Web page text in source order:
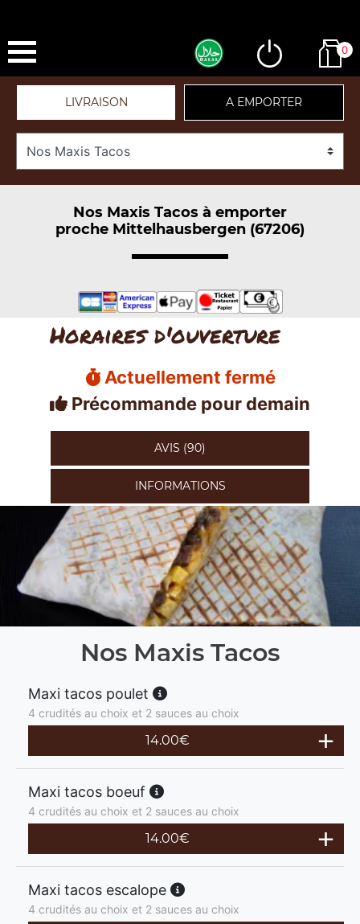
0
LIVRAISON A EMPORTER
Nos Maxis Tacos à emporter
proche Mittelhausbergen (67206)
Horaires d'ouverture
Actuellement fermé
Précommande pour demain
AVIS (90)
INFORMATIONS
Nos Maxis Tacos
Maxi tacos poulet
4 crudités au choix et 2 sauces au choix
14.00€
Maxi tacos boeuf
4 crudités au choix et 2 sauces au choix
14.00€
Maxi tacos escalope
4 crudités au choix et 2 sauces au choix